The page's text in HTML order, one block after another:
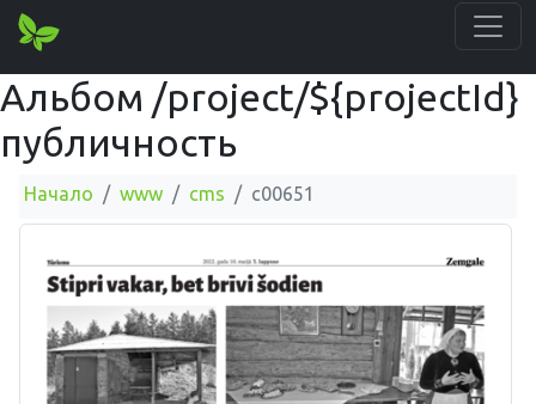
Альбом /project/${projectId}
публичность
Начало www cms c00651